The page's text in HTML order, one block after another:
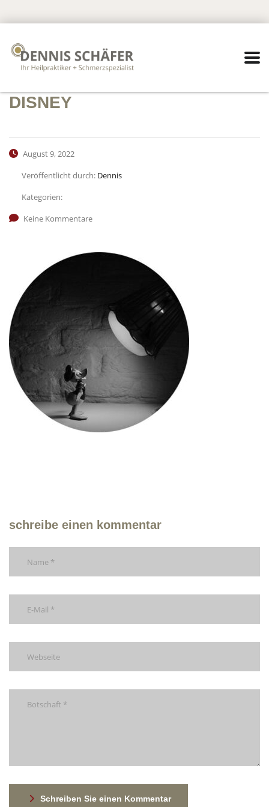
DISNEY
August 9, 2022
Veröffentlicht durch: Dennis
Kategorien:
Keine Kommentare
schreibe einen kommentar
Schreiben Sie einen Kommentar